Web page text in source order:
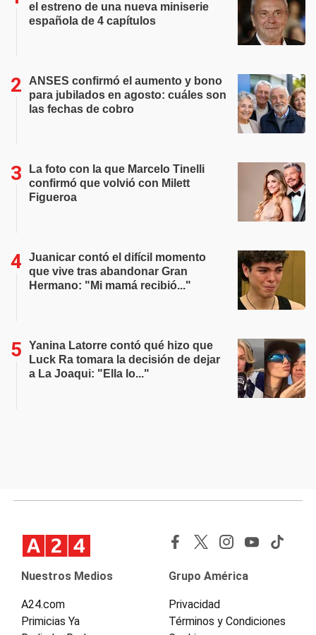
el estreno de una nueva miniserie
española de 4 capítulos
ANSES confirmó el aumento y bono
para jubilados en agosto: cuáles son
las fechas de cobro
La foto con la que Marcelo Tinelli
confirmó que volvió con Milett
Figueroa
Juanicar contó el difícil momento
que vive tras abandonar Gran
Hermano: "Mi mamá recibió..."
Yanina Latorre contó qué hizo que
Luck Ra tomara la decisión de dejar
a La Joaqui: "Ella lo..."
Nuestros Medios
A24.com
Primicias Ya
Grupo América
Privacidad
Términos y Condiciones